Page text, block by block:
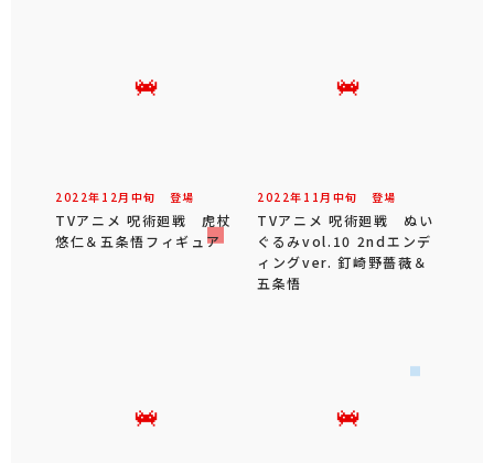
2022年 12 月 中旬 登場
TVアニメ 呪術廻戦 虎杖
悠仁＆五条悟フィギュア
2022年 11 月 中旬 登場
TVアニメ 呪術廻戦 ぬい
ぐるみvol.10 2ndエンデ
ィングver. 釘崎野薔薇＆
五条悟